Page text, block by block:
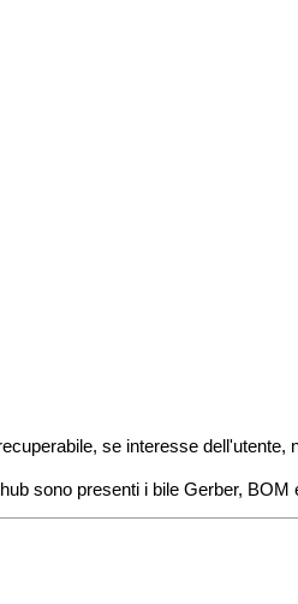
se interesse
sono presenti i bile Gerber, BOM